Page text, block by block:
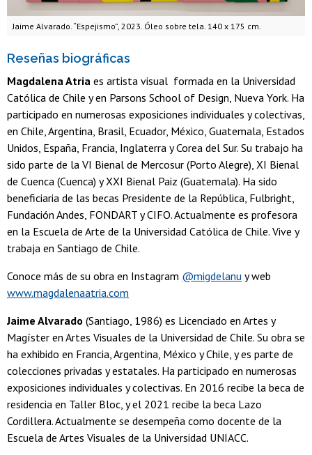
Jaime Alvarado. “Espejismo”, 2023. Óleo sobre tela. 140 x 175 cm.
Reseñas biográficas
Magdalena Atria es artista visual formada en la Universidad
Católica de Chile y en Parsons School of Design, Nueva York. Ha
participado en numerosas exposiciones individuales y colectivas,
en Chile, Argentina, Brasil, Ecuador, México, Guatemala, Estados
Unidos, España, Francia, Inglaterra y Corea del Sur. Su trabajo ha
sido parte de la VI Bienal de Mercosur (Porto Alegre), XI Bienal
de Cuenca (Cuenca) y XXI Bienal Paiz (Guatemala). Ha sido
beneficiaria de las becas Presidente de la República, Fulbright,
Fundación Andes, FONDART y CIFO. Actualmente es profesora
en la Escuela de Arte de la Universidad Católica de Chile. Vive y
trabaja en Santiago de Chile.
Conoce más de su obra en Instagram @migdelanu y web
www.magdalenaatria.com
Jaime Alvarado (Santiago, 1986) es Licenciado en Artes y
Magíster en Artes Visuales de la Universidad de Chile. Su obra se
ha exhibido en Francia, Argentina, México y Chile, y es parte de
colecciones privadas y estatales. Ha participado en numerosas
exposiciones individuales y colectivas. En 2016 recibe la beca de
residencia en Taller Bloc, y el 2021 recibe la beca Lazo
Cordillera. Actualmente se desempeña como docente de la
Escuela de Artes Visuales de la Universidad UNIACC.